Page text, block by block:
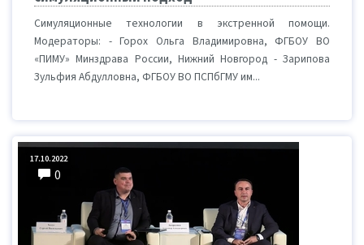
Симуляционные технологии в экстренной помощи.
Модераторы: - Горох Ольга Владимировна, ФГБОУ ВО
«ПИМУ» Минздрава России, Нижний Новгород - Зарипова
Зульфия Абдулловна, ФГБОУ ВО ПСПбГМУ им...
17.10.2022
0